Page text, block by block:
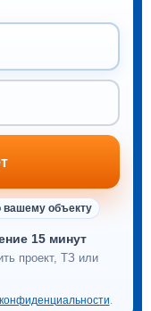
вашему объекту
15 минут
проект, ТЗ или
.